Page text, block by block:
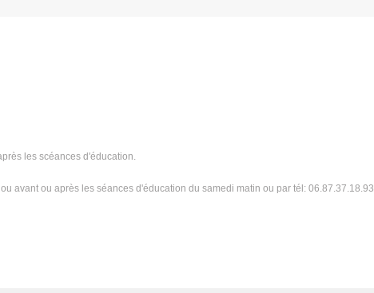
les scéances d'éducation.
avant ou après les séances d'éducation du samedi matin ou par tél: 06.87.37.18.93